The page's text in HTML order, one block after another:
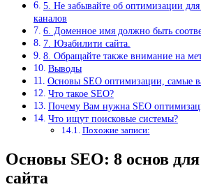
5. Не забывайте об оптимизации
каналов
6. Доменное имя должно быть
7. Юзабилити сайта.
8. Обращайте также внимание на
Выводы
Основы SEO оптимизации, самые
Что такое SEO?
Почему Вам нужна SEO
Что ищут поисковые системы?
Похожие записи:
Основы SEO: 8 основ
сайта